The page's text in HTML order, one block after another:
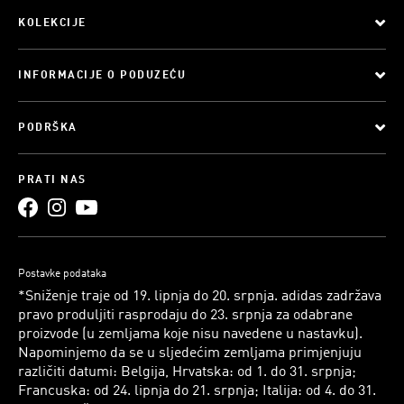
KOLEKCIJE
INFORMACIJE O PODUZEĆU
PODRŠKA
PRATI NAS
Postavke podataka
*Sniženje traje od 19. lipnja do 20. srpnja. adidas zadržava
pravo produljiti rasprodaju do 23. srpnja za odabrane
proizvode (u zemljama koje nisu navedene u nastavku).
Napominjemo da se u sljedećim zemljama primjenjuju
različiti datumi: Belgija, Hrvatska: od 1. do 31. srpnja;
Francuska: od 24. lipnja do 21. srpnja; Italija: od 4. do 31.